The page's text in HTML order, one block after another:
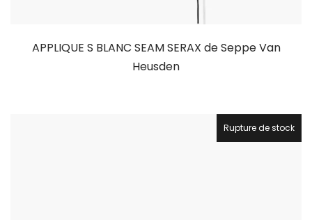
APPLIQUE S BLANC SEAM SERAX de Seppe Van
Heusden
Rupture de stock